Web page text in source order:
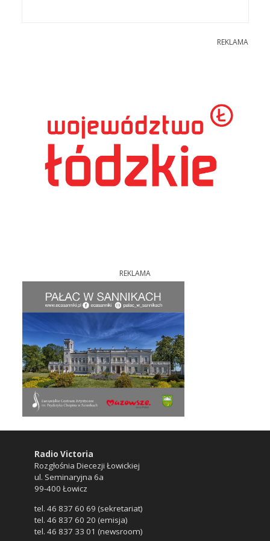
REKLAMA
REKLAMA
Radio Victoria
Rozgłośnia Diecezji Łowickiej
ul. Seminaryjna 6a
99-400 Łowicz
tel. 46 837 60 69 (sekretariat)
tel. 46 837 60 20 (emisja)
tel. 46 837 33 01 (newsroom)